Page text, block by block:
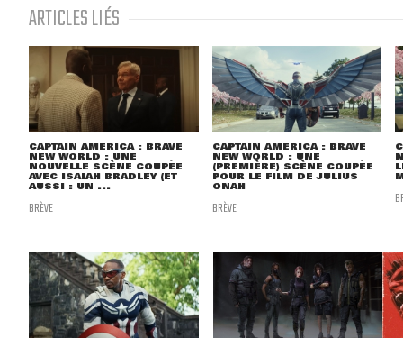
ARTICLES LIÉS
CAPTAIN AMERICA : BRAVE
NEW WORLD : UNE
NOUVELLE SCÈNE COUPÉE
AVEC ISAIAH BRADLEY (ET
AUSSI : UN ...
BRÈVE
CAPTAIN AMERICA : BRAVE
NEW WORLD : UNE
(PREMIÈRE) SCÈNE COUPÉE
POUR LE FILM DE JULIUS
ONAH
BRÈVE